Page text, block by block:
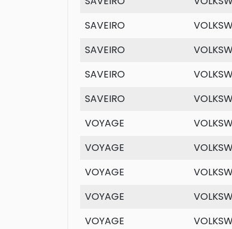
SAVEIRO
SAVEIRO
SAVEIRO
SAVEIRO
VOYAGE
VOYAGE
VOYAGE
VOYAGE
VOYAGE